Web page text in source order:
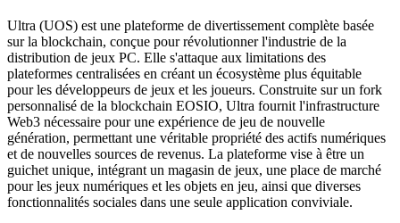
Ultra (UOS) est une plateforme de divertissement complète basée
sur la blockchain, conçue pour révolutionner l'industrie de la
distribution de jeux PC. Elle s'attaque aux limitations des
plateformes centralisées en créant un écosystème plus équitable
pour les développeurs de jeux et les joueurs. Construite sur un fork
personnalisé de la blockchain EOSIO, Ultra fournit l'infrastructure
Web3 nécessaire pour une expérience de jeu de nouvelle
génération, permettant une véritable propriété des actifs numériques
et de nouvelles sources de revenus. La plateforme vise à être un
guichet unique, intégrant un magasin de jeux, une place de marché
pour les jeux numériques et les objets en jeu, ainsi que diverses
fonctionnalités sociales dans une seule application conviviale.